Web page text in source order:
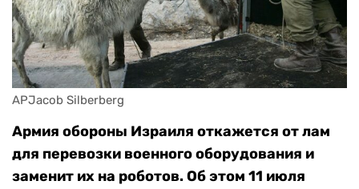
APJacob Silberberg
Армия обороны Израиля откажется от лам
для перевозки военного оборудования и
заменит их на роботов. Об этом 11 июля